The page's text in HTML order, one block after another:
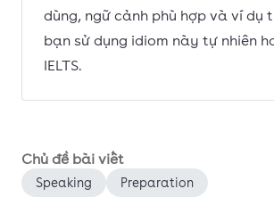
dùng, ngữ cảnh phù hợp và ví dụ
bạn sử dụng idiom này tự nhiên
IELTS.
Chủ đề bài viết
Speaking Preparation